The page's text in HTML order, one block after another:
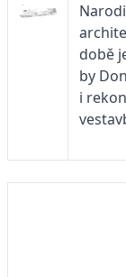
době
by
i